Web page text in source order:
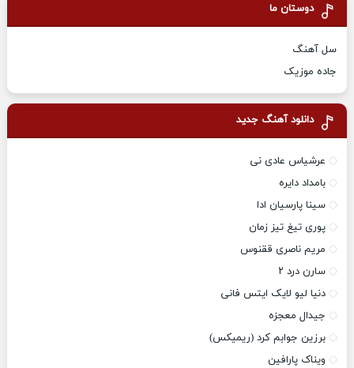
دوستان ما
سل آهنگ
جاده موزیک
دانلود آهنگ جدید
عرشیاس عادی نی
بامداد دایره
سینا پارسیان ادا
پوری تیغ تیز زمان
مریم ناصری ققنوس
سارن درد ۲
دنیا لیو لایک ایتس فانی
جیدال معجزه
برزین جوابم کرد (ریمیکس)
ویناک پارافین